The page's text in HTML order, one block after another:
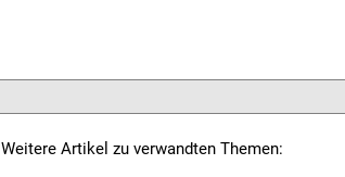
Weitere Artikel zu verwandten Themen: